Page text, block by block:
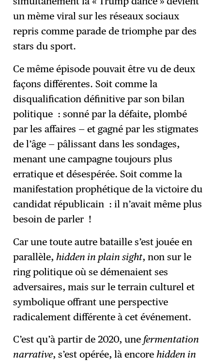
un mème viral sur les réseaux sociaux
repris comme parade de triomphe par des
stars du sport.
Ce même épisode pouvait être vu de deux
façons différentes. Soit comme la
disqualification définitive par son bilan
politique : sonné par la défaite, plombé
par les affaires — et gagné par les stigmates
de l’âge — pâlissant dans les sondages,
menant une campagne toujours plus
erratique et désespérée. Soit comme la
manifestation prophétique de la victoire du
candidat républicain : il n’avait même plus
besoin de parler !
Car une toute autre bataille s’est jouée en
parallèle, hidden in plain sight, non sur le
ring politique où se démenaient ses
adversaires, mais sur le terrain culturel et
symbolique offrant une perspective
radicalement différente à cet événement.
C’est qu’à partir de 2020, une fermentation
narrative, s’est opérée, là encorehidden in